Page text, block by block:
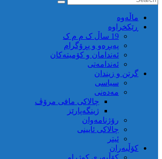
ماڵه‌وه‌
ڕێکخراوە
19 ساڵ ک م م ک
پەیڕەو و پڕۆگرام
ئەندامان و کۆمیتەکان
ئەندامەتی
گرتن و زیندان
سیاسی
مەدەنی
چالاکی مافی مرۆڤ
ژینگەپارێز
رۆژنامەوان
چالاکی ئایینی
ئیتر
کۆڵبەران